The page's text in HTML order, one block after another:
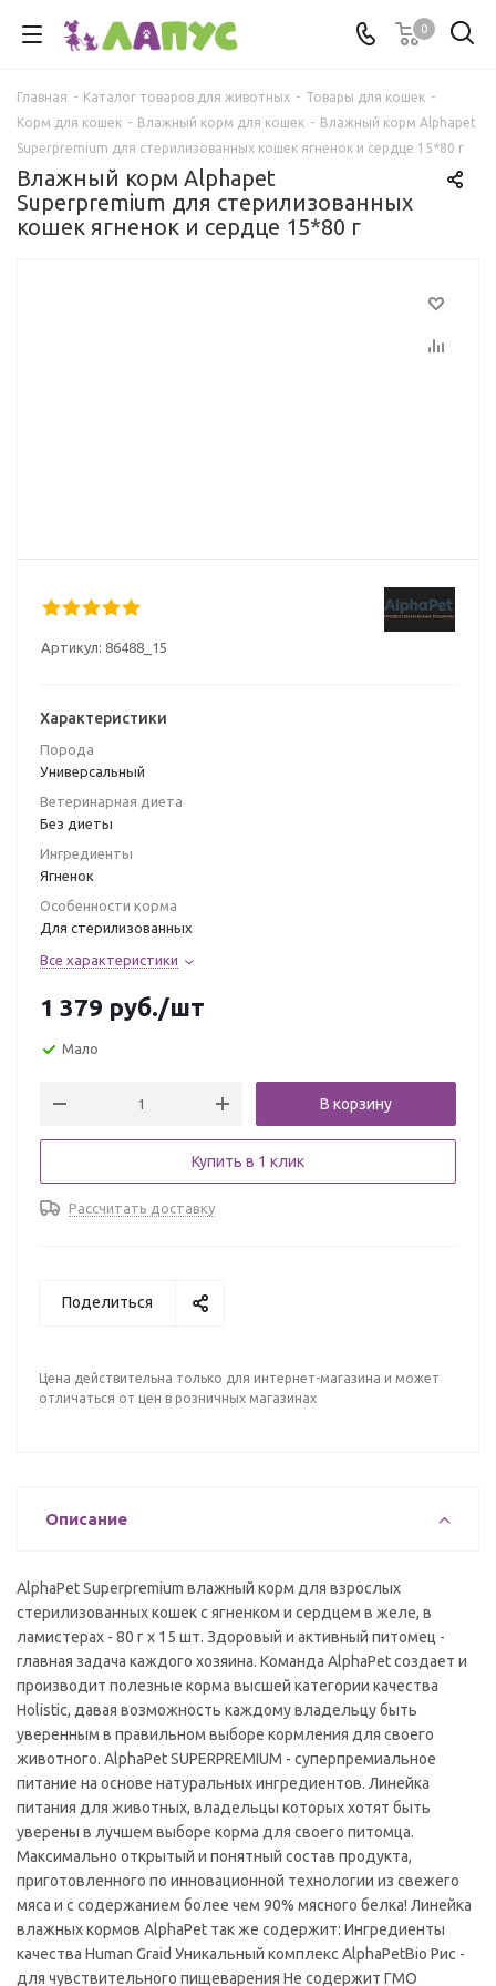
0
Главная - Каталог товаров для животных - Товары для кошек -
Корм для кошек - Влажный корм для кошек - Влажный корм Alphapet
Superpremium для стерилизованных кошек ягненок и сердце 15*80 г
Влажный корм Alphapet
Superpremium для стерилизованных
кошек ягненок и сердце 15*80 г
Артикул: 86488_15
Характеристики
Порода
Универсальный
Ветеринарная диета
Без диеты
Ингредиенты
Ягненок
Особенности корма
Для стерилизованных
Все характеристики
1 379 руб./шт
Мало
В корзину
Купить в 1 клик
Рассчитать доставку
Поделиться
Цена действительна только для интернет-магазина и может
отличаться от цен в розничных магазинах
Описание
AlphaPet Superpremium влажный корм для взрослых
стерилизованных кошек с ягненком и сердцем в желе, в
ламистерах - 80 г х 15 шт. Здоровый и активный питомец -
главная задача каждого хозяина. Команда AlphaPet создает и
производит полезные корма высшей категории качества
Holistiс, давая возможность каждому владельцу быть
уверенным в правильном выборе кормления для своего
животного. AlphaPet SUPERPREMIUM - суперпремиальное
питание на основе натуральных ингредиентов. Линейка
питания для животных, владельцы которых хотят быть
уверены в лучшем выборе корма для своего питомца.
Максимально открытый и понятный состав продукта,
приготовленного по инновационной технологии из свежего
мяса и с содержанием более чем 90% мясного белка! Линейка
влажных кормов AlphaPet так же содержит: Ингредиенты
качества Human Graid Уникальный комплекс AlphaPetBio Рис -
для чувствительного пищеварения Не содержит ГМО